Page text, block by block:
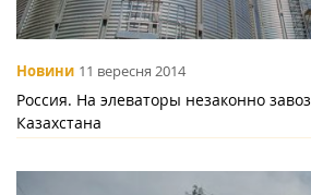
Новини 11 вересня 2014
Россия. На элеваторы незаконно
Казахстана